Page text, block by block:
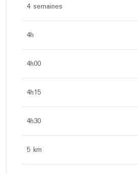
4 semaines
4h
4h00
4h15
4h30
5 km